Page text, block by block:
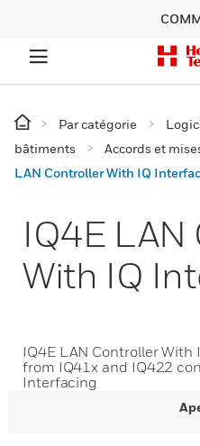
Par catégorie
bâtiments
Accords et
LAN Controller With IQ
IQ4E
With IQ
IQ4E LAN Controller
from IQ41x and IQ422
Interfacing